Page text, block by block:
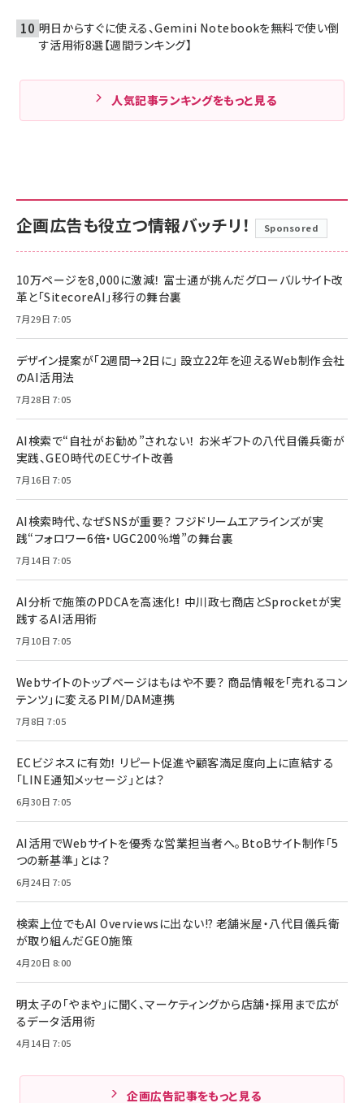
明日からすぐに使える、Gemini Notebookを無料で使い倒
す活用術8選【週間ランキング】
人気記事ランキングをもっと見る
企画広告も役立つ情報バッチリ！ Sponsored
10万ページを8,000に激減！ 富士通が挑んだグローバルサイト改
革と「SitecoreAI」移行の舞台裏
7月29日 7:05
デザイン提案が「2週間→2日に」 設立22年を迎えるWeb制作会社
のAI活用法
7月28日 7:05
AI検索で“自社がお勧め”されない！ お米ギフトの八代目儀兵衛が
実践、GEO時代のECサイト改善
7月16日 7:05
AI検索時代、なぜSNSが重要？ フジドリームエアラインズが実
践“フォロワー6倍・UGC200％増”の舞台裏
7月14日 7:05
AI分析で施策のPDCAを高速化！ 中川政七商店とSprocketが実
践するAI活用術
7月10日 7:05
Webサイトのトップページはもはや不要？ 商品情報を「売れるコン
テンツ」に変えるPIM/DAM連携
7月8日 7:05
ECビジネスに有効！ リピート促進や顧客満足度向上に直結する
「LINE通知メッセージ」とは？
6月30日 7:05
AI活用でWebサイトを優秀な営業担当者へ。BtoBサイト制作「5
つの新基準」とは？
6月24日 7:05
検索上位でもAI Overviewsに出ない!? 老舗米屋・八代目儀兵衛
が取り組んだGEO施策
4月20日 8:00
明太子の「やまや」に聞く、マーケティングから店舗・採用まで広が
るデータ活用術
4月14日 7:05
企画広告記事をもっと見る